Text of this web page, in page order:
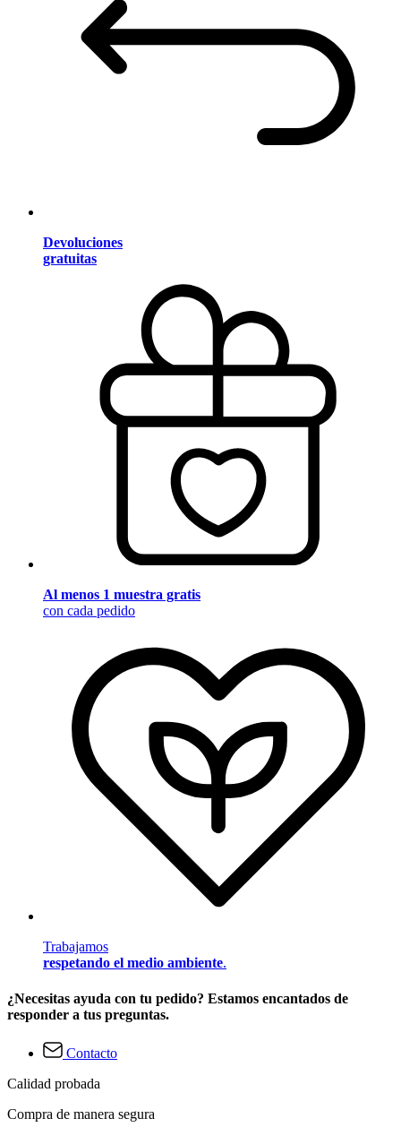
Devoluciones
gratuitas
Al menos 1 muestra gratis
con cada pedido
Trabajamos
respetando el medio ambiente.
¿Necesitas ayuda con tu pedido? Estamos encantados de
responder a tus preguntas.
Contacto
Calidad probada
Compra de manera segura